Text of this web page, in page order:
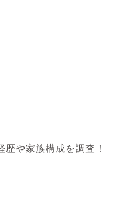
や家族構成を調査！